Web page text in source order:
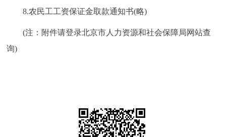
8.农民工工资保证金取款通知书(略)
(注：附件请登录北京市人力资源和社会保障局网站查
询)